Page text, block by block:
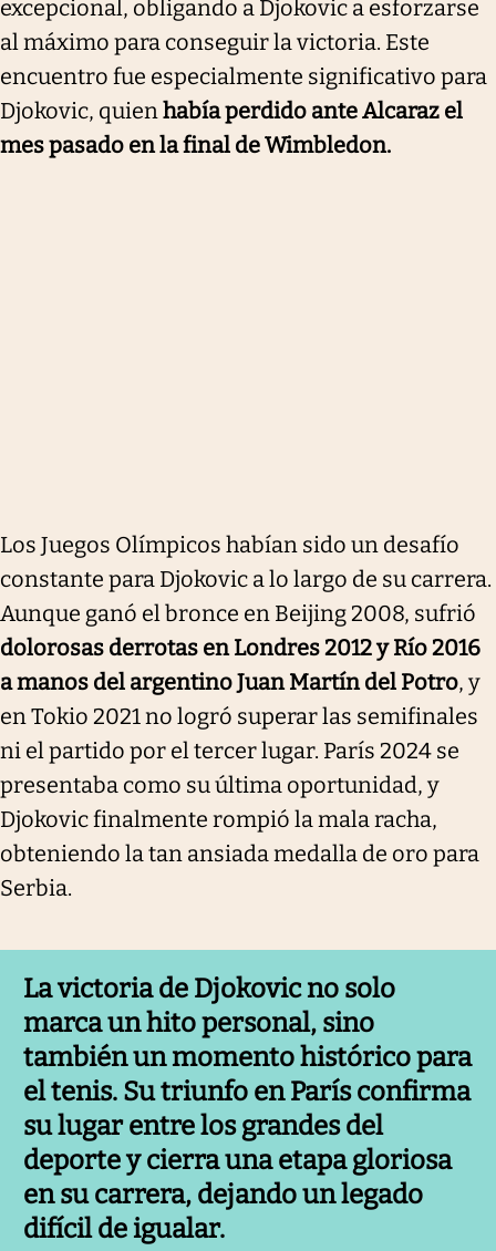
excepcional, obligando a Djokovic a esforzarse
al máximo para conseguir la victoria. Este
encuentro fue especialmente significativo para
Djokovic, quienhabía perdido ante Alcaraz el
mes pasado en la final de Wimbledon.
Los Juegos Olímpicos habían sido un desafío
constante para Djokovic a lo largo de su carrera.
Aunque ganó el bronce en Beijing 2008, sufrió
dolorosas derrotas en Londres 2012 y Río 2016
a manos del argentino Juan Martín del Potro, y
en Tokio 2021 no logró superar las semifinales
ni el partido por el tercer lugar. París 2024 se
presentaba como su última oportunidad, y
Djokovic finalmente rompió la mala racha,
obteniendo la tan ansiada medalla de oro para
Serbia.
La victoria de Djokovic no solo
marca un hito personal, sino
también un momento histórico para
el tenis. Su triunfo en París confirma
su lugar entre los grandes del
deporte y cierra una etapa gloriosa
en su carrera, dejando un legado
difícil de igualar.